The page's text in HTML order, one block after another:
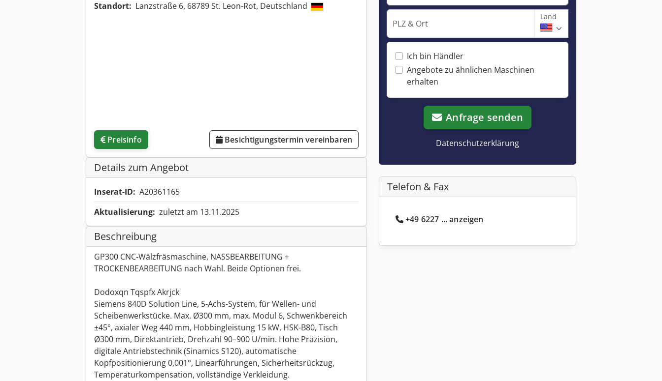
Standort: Lanzstraße 6, 68789 St. Leon-Rot, Deutschland
Preisinfo Besichtigungstermin vereinbaren
Details zum Angebot
Inserat-ID: A20361165
Aktualisierung: zuletzt am 13.11.2025
Beschreibung
GP300 CNC-Wälzfräsmaschine, NASSBEARBEITUNG +
TROCKENBEARBEITUNG nach Wahl. Beide Optionen frei.
Dodoxqn Tqspfx Akrjck
Siemens 840D Solution Line, 5-Achs-System, für Wellen- und
Scheibenwerkstücke. Max. Ø300 mm, max. Modul 6, Schwenkbereich
±45°, axialer Weg 440 mm, Hobbingleistung 15 kW, HSK-B80, Tisch
Ø300 mm, Direktantrieb, Drehzahl 90–900 U/min. Hohe Präzision,
digitale Antriebstechnik (Sinamics S120), automatische
Kopfpositionierung 0,001°, Linearführungen, Sicherheitsrückzug,
Temperaturkompensation, vollständige Verkleidung.
PLZ & Ort
Land
Ich bin Händler
Angebote zu ähnlichen Maschinen
erhalten
Anfrage senden
Datenschutzerklärung
Telefon & Fax
+49 6227 ... anzeigen